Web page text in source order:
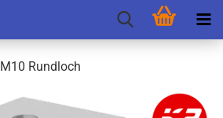
Rund­loch